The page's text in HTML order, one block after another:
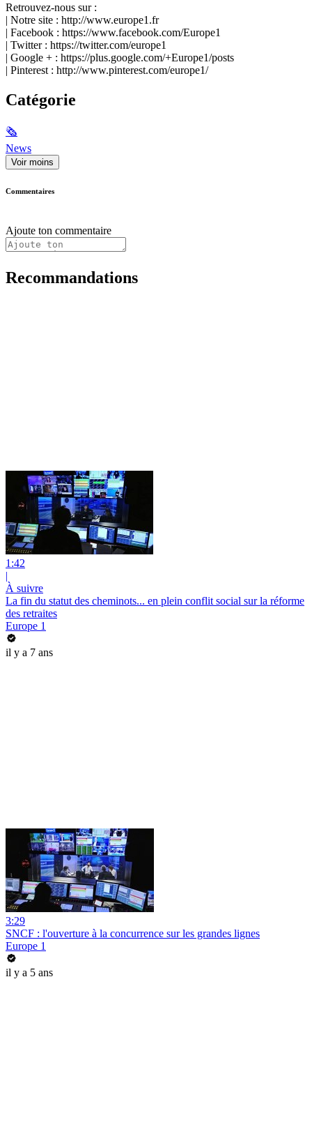
Retrouvez-nous sur :
| Notre site : http://www.europe1.fr
| Facebook : https://www.facebook.com/Europe1
| Twitter : https://twitter.com/europe1
| Google + : https://plus.google.com/+Europe1/posts
| Pinterest : http://www.pinterest.com/europe1/
Catégorie
🗞
News
Voir moins
Commentaires
Ajoute ton commentaire
Recommandations
1:42
|
À suivre
La fin du statut des cheminots... en plein conflit social sur la réforme
des retraites
Europe 1
il y a 7 ans
3:29
SNCF : l'ouverture à la concurrence sur les grandes lignes
Europe 1
il y a 5 ans